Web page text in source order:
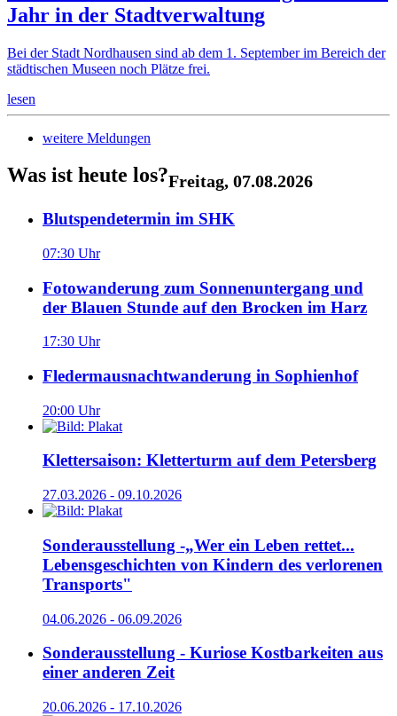
Jahr in der Stadtverwaltung
Bei der Stadt Nordhausen sind ab dem 1. September im Bereich der
städtischen Museen noch Plätze frei.
lesen
weitere Meldungen
Was ist heute los?Freitag, 07.08.2026
Blutspendetermin im SHK
07:30 Uhr
Fotowanderung zum Sonnenuntergang und
der Blauen Stunde auf den Brocken im Harz
17:30 Uhr
Fledermausnachtwanderung in Sophienhof
20:00 Uhr
Klettersaison: Kletterturm auf dem Petersberg
27.03.2026 - 09.10.2026
Sonderausstellung -„Wer ein Leben rettet...
Lebensgeschichten von Kindern des verlorenen
Transports"
04.06.2026 - 06.09.2026
Sonderausstellung - Kuriose Kostbarkeiten aus
einer anderen Zeit
20.06.2026 - 17.10.2026